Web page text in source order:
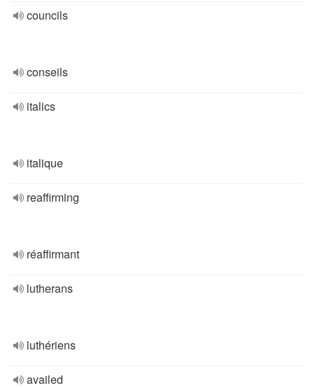
councils
conseils
italics
italique
reaffirming
réaffirmant
lutherans
luthériens
availed